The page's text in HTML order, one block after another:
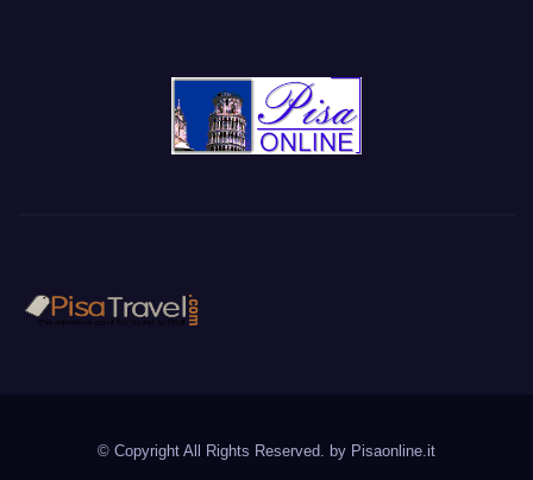
© Copyright All Rights Reserved. by Pisaonline.it